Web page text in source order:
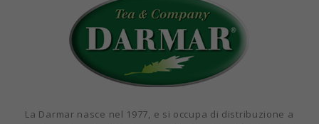
La Darmar nasce nel 1977, e si occupa di distribuzione a